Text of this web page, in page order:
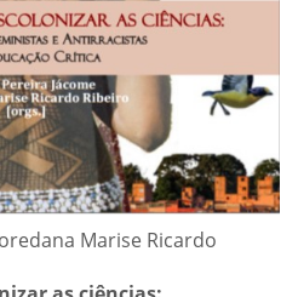
Marise Ricardo